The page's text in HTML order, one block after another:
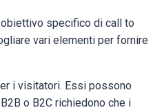
obiettivo specifico di call to
vari elementi per fornire
i visitatori. Essi possono
o B2C richiedono che i